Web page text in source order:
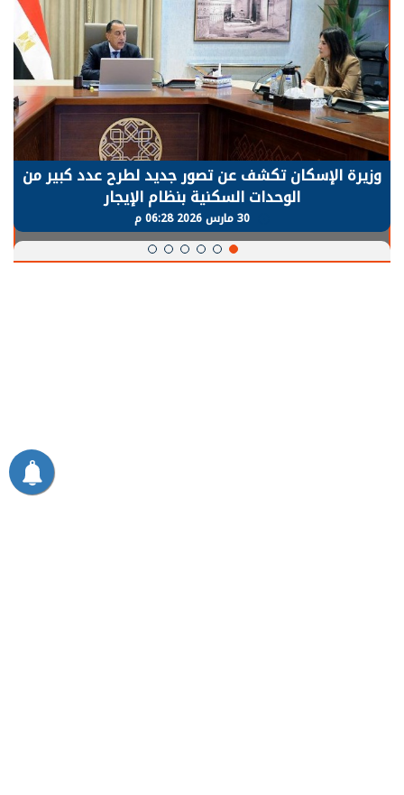
وزيرة الإسكان تكشف عن تصور جديد لطرح عدد كبير من
الوحدات السكنية بنظام الإيجار